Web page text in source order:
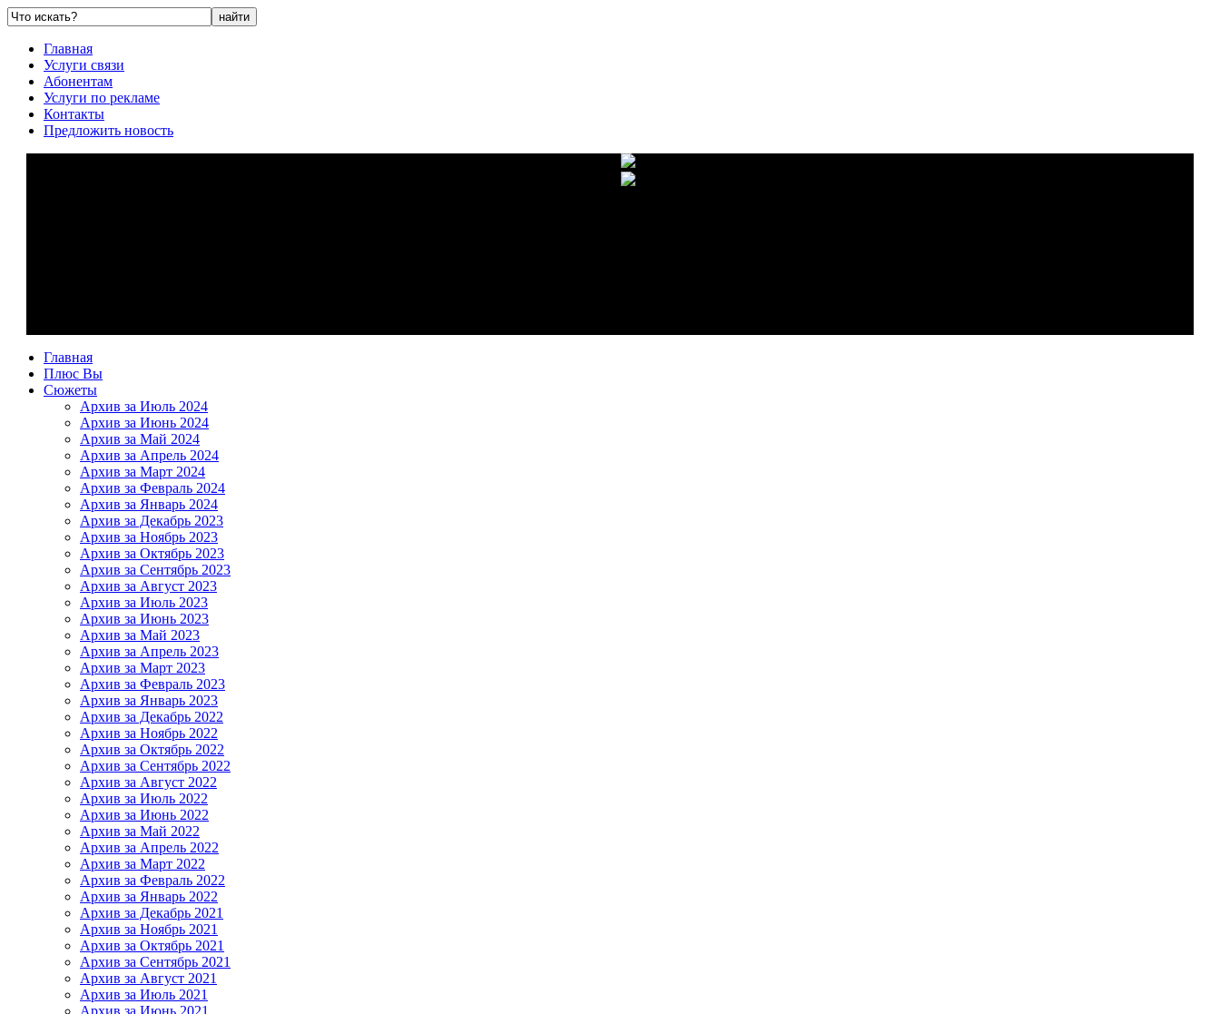
Главная
Услуги связи
Абонентам
Услуги по рекламе
Контакты
Предложить новость
Главная
Плюс Вы
Сюжеты
Архив за Июль 2024
Архив за Июнь 2024
Архив за Май 2024
Архив за Апрель 2024
Архив за Март 2024
Архив за Февраль 2024
Архив за Январь 2024
Архив за Декабрь 2023
Архив за Ноябрь 2023
Архив за Октябрь 2023
Архив за Сентябрь 2023
Архив за Август 2023
Архив за Июль 2023
Архив за Июнь 2023
Архив за Май 2023
Архив за Апрель 2023
Архив за Март 2023
Архив за Февраль 2023
Архив за Январь 2023
Архив за Декабрь 2022
Архив за Ноябрь 2022
Архив за Октябрь 2022
Архив за Сентябрь 2022
Архив за Август 2022
Архив за Июль 2022
Архив за Июнь 2022
Архив за Май 2022
Архив за Апрель 2022
Архив за Март 2022
Архив за Февраль 2022
Архив за Январь 2022
Архив за Декабрь 2021
Архив за Ноябрь 2021
Архив за Октябрь 2021
Архив за Сентябрь 2021
Архив за Август 2021
Архив за Июль 2021
Архив за Июнь 2021